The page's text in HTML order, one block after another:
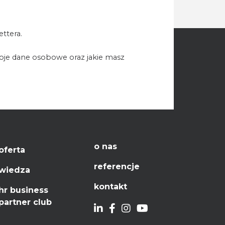
dane osobowe oraz jakie masz
business
club
o nas
referencje
kontakt